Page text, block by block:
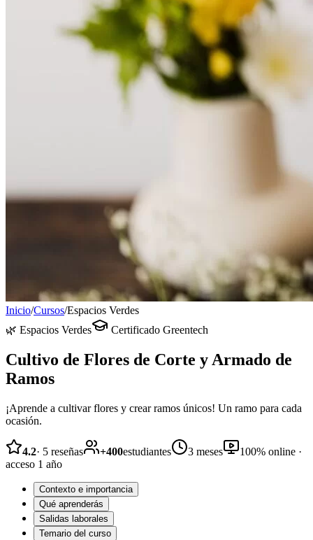
Inicio/Cursos/Espacios Verdes
🌿 Espacios Verdes Certificado Greentech
Cultivo de Flores de Corte y Armado de
Ramos
¡Aprende a cultivar flores y crear ramos únicos! Un ramo para cada
ocasión.
4.2· 5 reseñas +400estudiantes 3 meses
100% online ·
acceso 1 año
Contexto e importancia
Qué aprenderás
Salidas laborales
Temario del curso